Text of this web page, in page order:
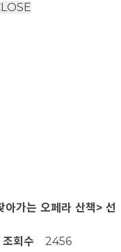
아가는 오페라 산책> 선
조회수 2456